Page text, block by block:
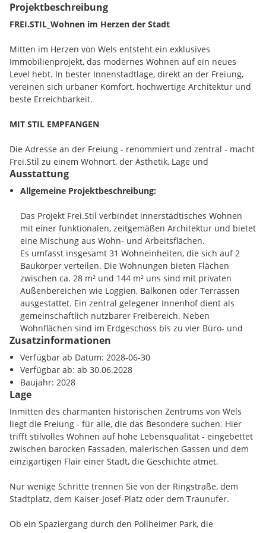
Projektbeschreibung
FREI.STIL_Wohnen im Herzen der Stadt
Mitten im Herzen von Wels entsteht ein exklusives
Immobilienprojekt, das modernes Wohnen auf ein neues
Level hebt. In bester Innenstadtlage, direkt an der Freiung,
vereinen sich urbaner Komfort, hochwertige Architektur und
beste Erreichbarkeit.
MIT STIL EMPFANGEN
Die Adresse an der Freiung - renommiert und zentral - macht
Frei.Stil zu einem Wohnort, der Ästhetik, Lage und
Lebensqualität auf ideale Weise vereint.
WOHNEN, WO FREIHEIT BEGINNT
Wohnen in der Freiung bedeutet, das Beste aus Stadtleben
und Wohnkomfort zu vereinen. Großzügige Fensterflächen
sorgen für lichtdurchflutete Räume, moderne Ausstattung
trifft auf stilvolles Design. Ob entspanntes Wohnen oder
aktives Stadtleben - hier erleben Sie urbanen Komfort in
schönster Form.
Frei.Stil ist Wohnen mit Anspruch
31 frei finanzierte Eigentumswohnungen in 2 Bauteilen
1-4 Zimmer Wohnungen mit ca. 28-144 m²
optimale Verkehrsanbindung
Alle Wohnebenen über Lift erreichbar
Tiefgaragenstellplätze vorhanden
Installationen für E-Mobilität vorbereitet
Große Kellerabteile mit Beleuchtung und Stromanschluss
Fahrrad- und Kinderwagenabstellraum,
Wasch-/Trockenraum
Geschäftsflächen im EG
Freistellparkplätze als Kundenparkplätze
Sie interessieren sich für eine Eigentumswohnung im Projekt
Frei.Stil:
Besuchen Sie unsere Homepage www.freistilwels.at
Ausstattung
Allgemeine Projektbeschreibung:
Das Projekt Frei.Stil verbindet innerstädtisches Wohnen
mit einer funktionalen, zeitgemäßen Architektur und bietet
eine Mischung aus Wohn- und Arbeitsflächen.
Es umfasst insgesamt 31 Wohneinheiten, die sich auf 2
Baukörper verteilen. Die Wohnungen bieten Flächen
zwischen ca. 28 m² und 144 m² uns sind mit privaten
Außenbereichen wie Loggien, Balkonen oder Terrassen
ausgestattet. Ein zentral gelegener Innenhof dient als
gemeinschaftlich nutzbarer Freibereich. Neben
Wohnflächen sind im Erdgeschoss bis zu vier Büro- und
Geschäftsflächen vorgesehen.
Zur allgemeinen Nutzung stehen im Kellergeschoss sowie
teilweise im Erdgeschoss Gemeinschaftsräume (z.B.
Wasch- und Trockenräume, Fahrradabstellraum) zur
Verfügung. Jeder Wohneinheit ist ein Kellerabteil
zugewiesen. Die gesamte Anlage ist barrierefrei gestaltet
und wird über eine moderne Aufzugsanlage erschlossen.
Die Tiefgarage mit Zufahrt über die Plobergerstraße bietet
insgesamt 39 Stellplätze.
TECHNISCHE BAUBESCHREIBUNG ALLGEMEIN:
Bauwerk:
Zusatzinformationen
Verfügbar ab Datum: 2028-06-30
Verfügbar ab: ab 30.06.2028
Baujahr: 2028
Lage
Inmitten des charmanten historischen Zentrums von Wels
liegt die Freiung - für alle, die das Besondere suchen. Hier
trifft stilvolles Wohnen auf hohe Lebensqualität - eingebettet
zwischen barocken Fassaden, malerischen Gassen und dem
einzigartigen Flair einer Stadt, die Geschichte atmet.
Nur wenige Schritte trennen Sie von der Ringstraße, dem
Stadtplatz, dem Kaiser-Josef-Platz oder dem Traunufer.
Ob ein Spaziergang durch den Pollheimer Park, die